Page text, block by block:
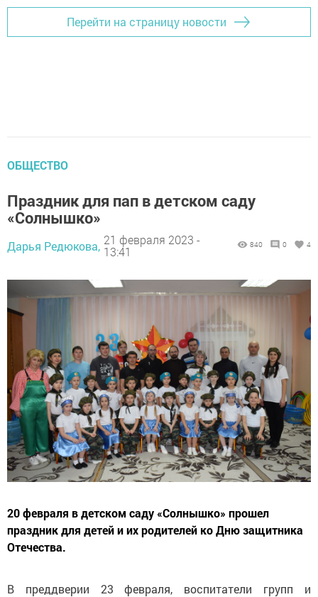
Перейти на страницу новости
ОБЩЕСТВО
Праздник для пап в детском саду
«Солнышко»
Дарья Редюкова, 21 февраля 2023 -
13:41
840 0 4
20 февраля в детском саду «Солнышко» прошел
праздник для детей и их родителей ко Дню защитника
Отечества.
В преддверии 23 февраля, воспитатели групп и